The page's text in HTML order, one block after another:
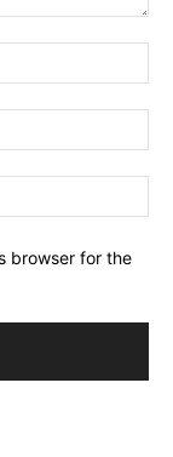
browser for the